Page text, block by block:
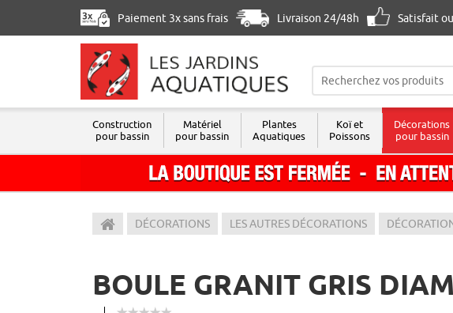
Paiement 3x sans frais Livraison 24/48h Satisfait
Les Jardins Aquatiques
Construction
pour bassin
Matériel
pour bassin
Plantes
Aquatiques
Koï et
Poissons
Décorations
pour bassin
DÉCORATIONS LES AUTRES DÉCORATIONS
BOULE GRANIT GRIS